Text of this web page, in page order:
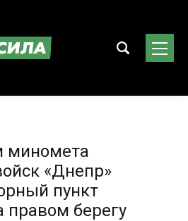
миномета
«Днепр»
пункт
правом берегу